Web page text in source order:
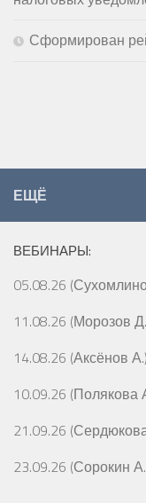
Сформирован
ЕЩЁ
ВЕБИНАРЫ:
05.08.26
11.08.26 (Морозов
14.08.26 (Аксёнов А.)
10.09.26 (Полякова
21.09.26
23.09.26 (Сорокин